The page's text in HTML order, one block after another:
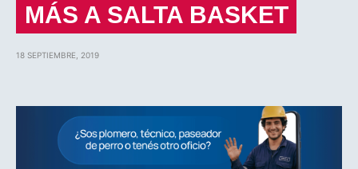
MÁS A SALTA BASKET
18 SEPTIEMBRE, 2019